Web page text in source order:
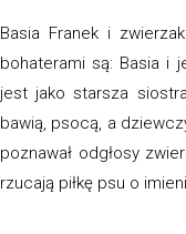
Basia Franek i
bohaterami są: Basia i
jest jako starsza
bawią, psocą, a
poznawał odgłosy
rzucają piłkę psu o